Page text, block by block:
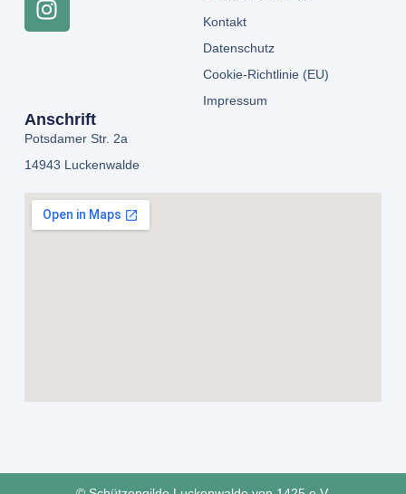
Kontakt
Datenschutz
Cookie-Richtlinie (EU)
Impressum
Anschrift
Potsdamer Str. 2a
14943 Luckenwalde